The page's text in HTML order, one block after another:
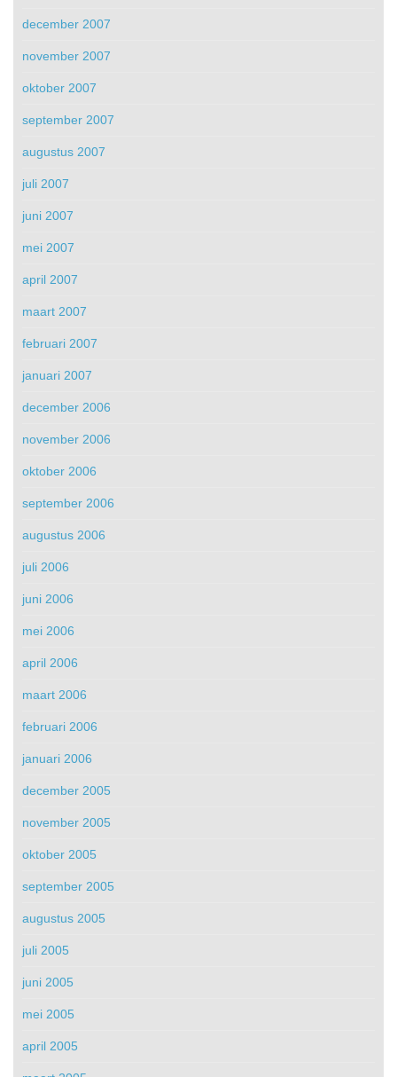
december 2007
november 2007
oktober 2007
september 2007
augustus 2007
juli 2007
juni 2007
mei 2007
april 2007
maart 2007
februari 2007
januari 2007
december 2006
november 2006
oktober 2006
september 2006
augustus 2006
juli 2006
juni 2006
mei 2006
april 2006
maart 2006
februari 2006
januari 2006
december 2005
november 2005
oktober 2005
september 2005
augustus 2005
juli 2005
juni 2005
mei 2005
april 2005